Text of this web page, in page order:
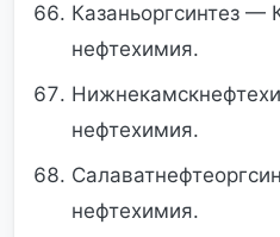
Казаньоргсинтез —
нефтехимия.
нефтехимия.
нефтехимия.